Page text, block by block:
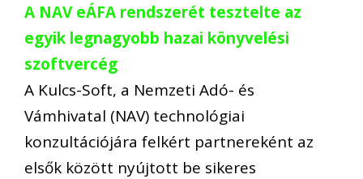
A NAV eÁFA rendszerét tesztelte az
egyik legnagyobb hazai könyvelési
szoftvercég
A Kulcs-Soft, a Nemzeti Adó- és
Vámhivatal (NAV) technológiai
konzultációjára felkért partnereként az
elsők között nyújtott be sikeres